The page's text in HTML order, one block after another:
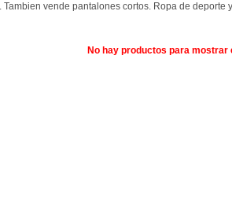
Tambien vende pantalones cortos. Ropa de deporte
No hay productos para mostrar